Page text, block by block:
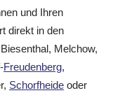
und Ihren
direkt in den
Melchow,
Freudenberg,
Schorfheide oder